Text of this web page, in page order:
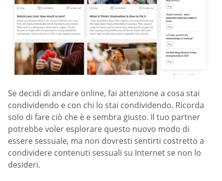
Se decidi di andare online, fai attenzione a cosa stai
condividendo e con chi lo stai condividendo. Ricorda
solo di fare ciò che è e sembra giusto. Il tuo partner
potrebbe voler esplorare questo nuovo modo di
essere sessuale, ma non dovresti sentirti costretto a
condividere contenuti sessuali su Internet se non lo
desideri.